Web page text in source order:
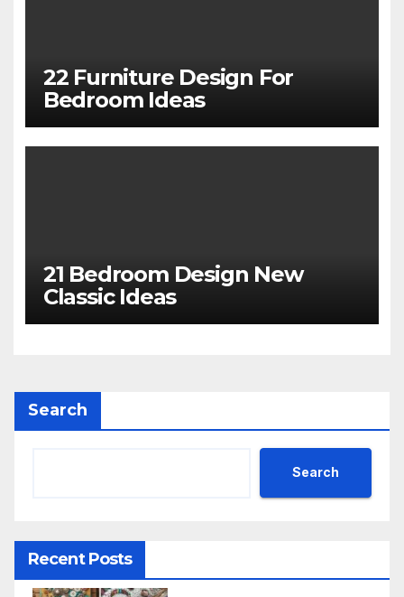
22 Furniture Design For
Bedroom Ideas
21 Bedroom Design New
Classic Ideas
Search
Search
Recent Posts